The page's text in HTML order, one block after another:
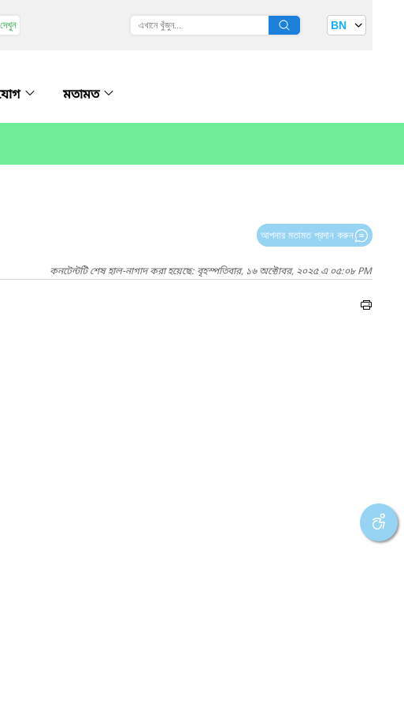
দেখুন BN
মতামত
আপনার মতামত প্রদান করুন
কনটেন্টটি শেষ হাল-নাগাদ করা হয়েছে: বৃহস্পতিবার, ১৬ অক্টোবর, ২০২৫ এ ০৫:০৮ PM